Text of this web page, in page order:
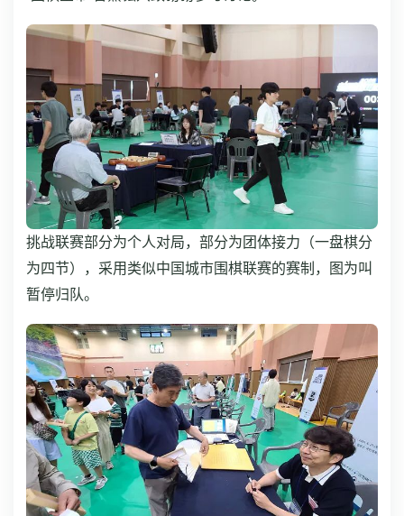
挑战联赛部分为个人对局，部分为团体接力（一盘棋分
为四节），采用类似中国城市围棋联赛的赛制，图为叫
暂停归队。